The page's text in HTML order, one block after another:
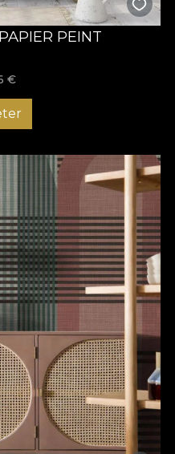
PEINT
€